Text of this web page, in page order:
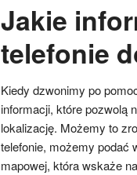
Jakie
telefonie
Kiedy dzwonimy po
informacji, które pozwolą
lokalizację. Możemy to
telefonie, możemy podać
mapowej, która wskaże